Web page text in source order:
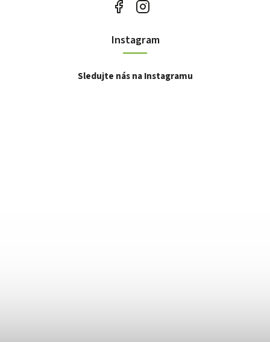
Instagram
Sledujte nás na Instagramu